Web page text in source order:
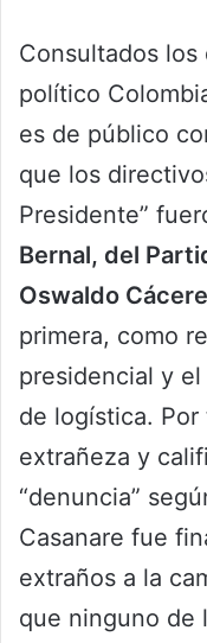
Consultados
político
es de público
que los
Presidente”
Bernal, del
Oswaldo
primera, como
presidencial y
de logística.
extrañeza y
“denuncia”
Casanare fue
extraños a la
que ninguno de